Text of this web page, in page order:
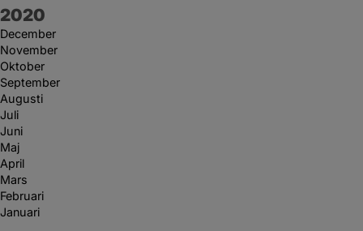
År:
2020
December
November
Oktober
September
Augusti
Juli
Juni
Maj
April
Mars
Februari
Januari